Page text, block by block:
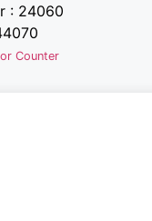
: 24060
Counter